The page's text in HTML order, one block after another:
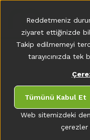
Web sitemizdeki
çerezler
Reddetmeniz
ziyaret ettiğinizde
Takip edilmemeyi
tarayıcınızda tek
Tümünü Kabul Et
t
r
s
E
n
s
h
)